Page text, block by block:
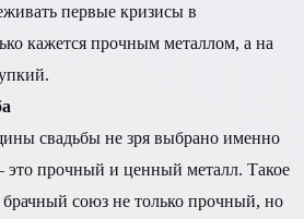
первые кризисы в
кажется прочным металлом, а на
свадьбы не зря выбрано именно
это прочный и ценный металл. Такое
брачный союз не только прочный, но